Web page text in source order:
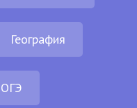
География